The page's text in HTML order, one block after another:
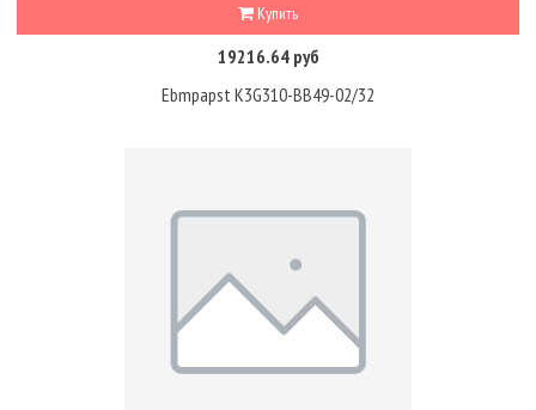
Купить
19216.64 руб
Ebmpapst K3G310-BB49-02/32